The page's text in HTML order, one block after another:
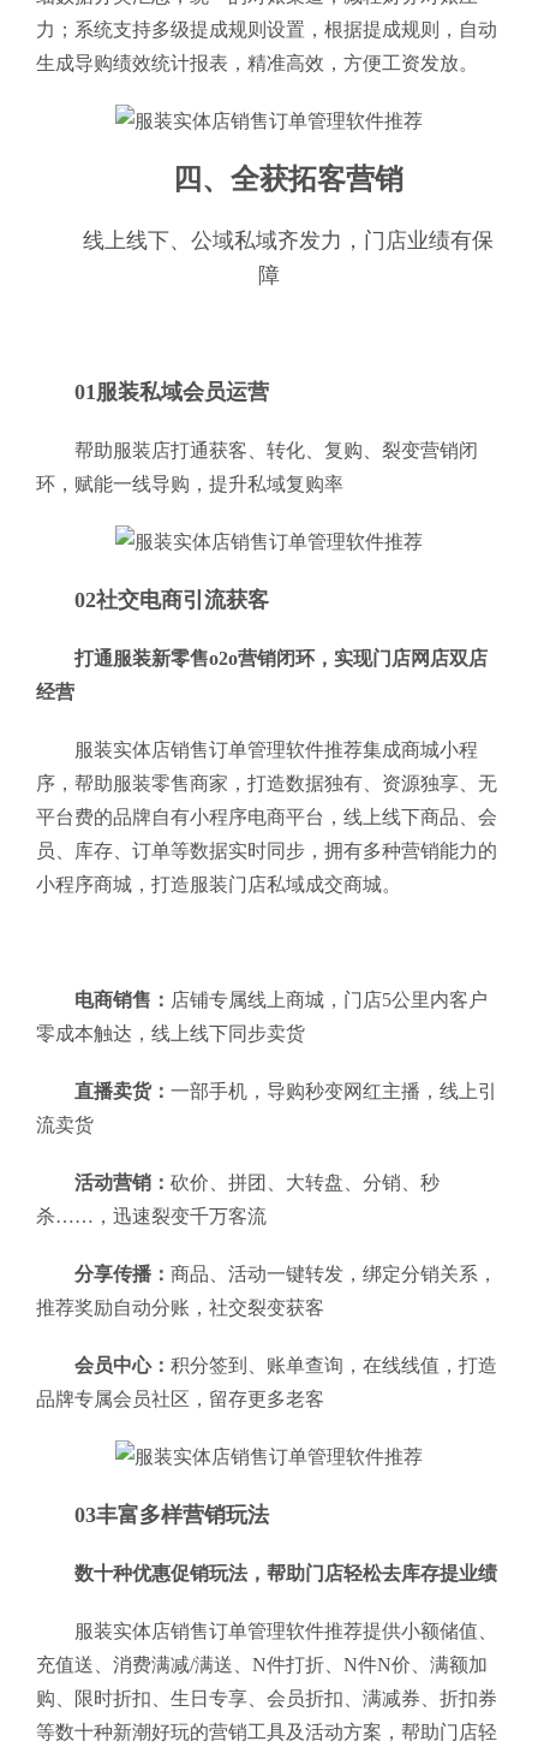
力；系统支持多级提成规则设置，根据提成规则，自动
生成导购绩效统计报表，精准高效，方便工资发放。
四、全获拓客营销
线上线下、公域私域齐发力，门店业绩有保
障
01服装私域会员运营
帮助服装店打通获客、转化、复购、裂变营销闭
环，赋能一线导购，提升私域复购率
02社交电商引流获客
打通服装新零售o2o营销闭环，实现门店网店双店
经营
服装实体店销售订单管理软件推荐集成商城小程
序，帮助服装零售商家，打造数据独有、资源独享、无
平台费的品牌自有小程序电商平台，线上线下商品、会
员、库存、订单等数据实时同步，拥有多种营销能力的
小程序商城，打造服装门店私域成交商城。
电商销售： 店铺专属线上商城，门店5公里内客户
零成本触达，线上线下同步卖货
直播卖货： 一部手机，导购秒变网红主播，线上引
流卖货
活动营销： 砍价、拼团、大转盘、分销、秒
杀……，迅速裂变千万客流
分享传播： 商品、活动一键转发，绑定分销关系，
推荐奖励自动分账，社交裂变获客
会员中心： 积分签到、账单查询，在线线值，打造
品牌专属会员社区，留存更多老客
03丰富多样营销玩法
数十种优惠促销玩法，帮助门店轻松去库存提业绩
服装实体店销售订单管理软件推荐提供小额储值、
充值送、消费满减/满送、N件打折、N件N价、满额加
购、限时折扣、生日专享、会员折扣、满减券、折扣券
等数十种新潮好玩的营销工具及活动方案，帮助门店轻